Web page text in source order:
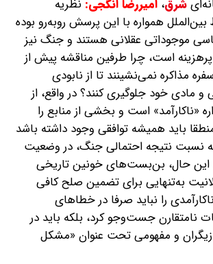
شرق، امیررضا انگجی: نظریه
بین‌الملل همواره با این پرسش روبه‌رو بوده
موجوداتی عقلانی هستند و جنگ نیز
پرهزینه است، چرا طرفین مناقشه پیش از
مذاکره نمی‌نشینند تا از نابودی
مادی خود جلوگیری کنند؟ در واقع، از
«ناکارآمد» است و بخشی از منابع را
باید همیشه توافقی وجود داشته باشد
نسبت نتیجه احتمالی جنگ، در وضعیت
این حال، بن‌بست‌های خونین تاریخی
به‌تنهایی برای تضمین صلح کافی
را نباید صرفا در خطاهای
نامتقارن جست‌وجو کرد، بلکه باید در
و مفهومی تحت عنوان «مشکل